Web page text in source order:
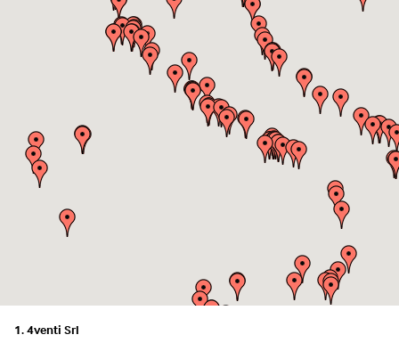
1. 4venti Srl